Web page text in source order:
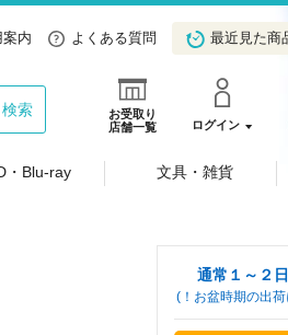
案内 よくある質問 最近見た商
お受取り
店舗一覧
ログイン
索
・Blu-ray 文具・雑貨
通常１～２
(！お盆時期の出